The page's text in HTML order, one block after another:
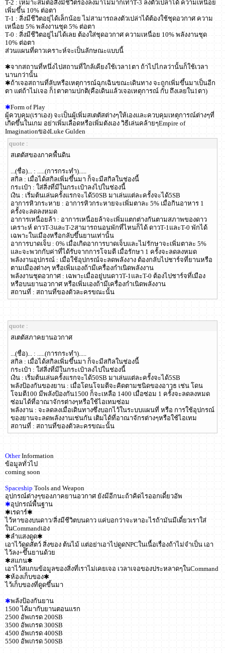
T-2 : เหมาะสมต่อสิ่งมีชีวิตรองลงมาไม่มากเท่าT-3 ลงตัวเปล่าได้ ความเหนื่อย
เพิ่มขึ้น 10% ต่อตา
T-1 : สิ่งมีชีวิตอยุ่ได้เล็กน้อย ไม่สามารถลงตัวเปล่าได้ต้องใช้ชุดอวกาศ ความ
เหนื่อย 5% พลังงานชุด 5% ต่อตา
T-0 : สิ่งมีชีวิตอยู่ไม่ได้เลย ต้องใส่ชุดอวกาศ ความเหนื่อย 10% พลังงานชุด
10% ต่อตา
ส่วนแผนที่ดาวเคราะห์จะเป็นลักษณะแบบนี้
✱จากสถานที่หนึ่งไปสถานที่ใกล้เคียงใช้เวลา1ตา ถ้าไปไกลว่านั้นก็ใช้เวลา
นานกว่านั้น
✱ถ้าเจอสถานที่ลับหรือเหตุการณ์ฉุกเฉินขณะเดินทาง จะถูกเพิ่มขึ้นมาเป็นอีก
ตา แต่ถ้าไม่เจอ ก็1ตาตามปกติ(คือเดินแล้วเจอเหตุการณ์ กับ ถึงเลยใน1ตา)
✱Form of Play
ผู้ควบคุม(เราเอง) จะเป็นผู้เพิ่มสเตตัสต่างๆให้เองและควบคุมเหตุการณ์ต่างๆที่
เกิดขึ้นในเกม อย่าเพิ่มเลือดหรือเพิ่มตังเอง วิธีเล่นคล้ายๆEmpire of
ImaginationของLuke Gulden
quote :
สเตตัสของภาคพื้นดิน
...(ชื่อ)... : .....(การกระทำ).....
สกิล : เมื่อได้สกิลเพิ่มขึ้นมา ก็จะมีสกิลในช่องนี้
กระเป๋า : ใส่สิ่งที่มีในกระเป๋าลงไปในช่องนี้
เงิน : เริ่มต้นเล่นครั้งแรกจะได้50SB มาเล่นแต่ละครั้งจะได้5SB
อาการหิวกระหาย : อาการหิวกระหายจะเพิ่มตาละ 5% เมื่อกินอาหาร 1
ครั้งจะลดลงหมด
อาการเหนื่อยล้า : อาการเหนื่อยล้าจะเพิ่มแตกต่างกันตามสภาพของดาว
เคราะห์ ดาวT-3และT-2สามารถนอนพักที่ไหนก็ได้ ดาวT-1และT-0 พักได้
เฉพาะในเมืองหรือกลับขึ้นยานเท่านั้น
อาการบาดเจ็บ : 0% เมื่อเกิดอาการบาดเจ็บและไม่รักษาจะเพิ่มตาละ 5%
และจะพวกกับค่าที่ได้รับจากการโจมตี เมื่อรักษา 1 ครั้งจะลดลงหมด
พลังงานอุปกรณ์ : เมื่อใช้อุปกรณ์จะลดพลังงาง ต้องกลับไปชาร์จที่ยานหรือ
ตามเมืองต่างๆ หรือเพิ่มเองถ้ามีเครื่องกำเนิดพลังงาน
พลังงานชุดอวกาศ : เฉพาะเมื่ออยู่บนดาวT-1และT-0 ต้องไปชาร์จที่เมือง
หรือบนยานอวกาศ หรือเพิ่มเองถ้ามีเครื่องกำเนิดพลังงาน
สถานที่ : สถานที่ของตัวละครขณะนั้น
quote :
สเตตัสภาคยานอวกาศ
...(ชื่อ)... : .....(การกระทำ).....
สกิล : เมื่อได้สกิลเพิ่มขึ้นมา ก็จะมีสกิลในช่องนี้
กระเป๋า : ใส่สิ่งที่มีในกระเป๋าลงไปในช่องนี้
เงิน : เริ่มต้นเล่นครั้งแรกจะได้50SB มาเล่นแต่ละครั้งจะได้5SB
พลังป้องกันของยาน : เมื่อโดนโจมตีจะคิดตามชนิดของอาวุธ เช่น โดน
โจมตี100 มีพลังป้องกัน1500 ก็จะเหลือ 1400 เมื่อซ่อม 1 ครั้งจะลดลงหมด
ซ่อมได้ที่อาณาจักรต่างๆหรือใช้ไอเทมซ่อม
พลังงาน : จะลดลงเมื่อเดินทางซึ่งบอกไว้ในระบบแผนที่ หรือ การใช้อุปกรณ์
ของยานจะลดพลังงานเช่นกัน เติมได้ที่อาณาจักรต่างๆหรือใช้ไอเทม
สถานที่ : สถานที่ของตัวละครขณะนั้น
OtherInformation
ข้อมูลทั่วไป
coming soon
Spaceship Tools and Weapon
อุปกรณ์ต่างๆของภาคยานอวกาศ ยังมีอีกนะถ้าคิดไรออกเดี๋ยวอัพ
✱อุปกรณ์พื้นฐาน
✱เรดาร์✱
ไว้หาของบนดาว/สิ่งมีชีวิตบนดาว แค่บอกว่าจะหาอะไรถ้ามันมีเดี๋ยวเราใส่
ในCommandเอง
✱ลำแสงดูด✱
เอาไว้ดูดสัตว์ สิ่งของ ต้นไม้ แต่อย่าเอาไปดูดNPCในเนื้อเรื่องถ้าไม่จำเป็น เอา
ไว้ลง+ขึ้นยานด้วย
✱สแกน✱
เอาไว้สแกนข้อมูลของสิ่งที่เราไม่เคยเจอ เวลาเจอของประหลาดๆในCommand
✱ห้องเก็บของ✱
ไว้เก็บของที่ดูดขึ้นมา
✱พลังป้องกันยาน
1500 ได้มากับยานตอนแรก
2500 อัพเกรด 200SB
3500 อัพเกรด 300SB
4500 อัพเกรด 400SB
5500 อัพเกรด 500SB